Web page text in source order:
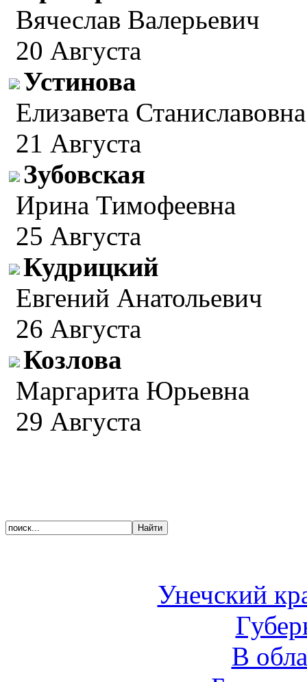
Вячеслав Валерьевич
20 Августа
Устинова
Елизавета Станиславовна
21 Августа
Зубовская
Ирина Тимофеевна
25 Августа
Кудрицкий
Евгений Анатольевич
26 Августа
Козлова
Маргарита Юрьевна
29 Августа
Унечский
В